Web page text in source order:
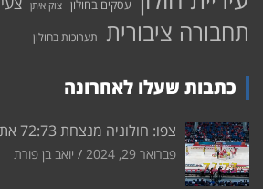
עסקים בחולון צוק איתן
תחבורה ציבורית תערוכות בחולון
כתבות שעלו לאחרונה
צפו: חולוניה מנצחת 72:73 את הפועל ירושלים בחוץ
פברואר 29, 2024 יואב בן פורת